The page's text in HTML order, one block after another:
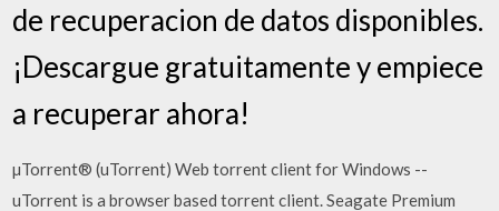
de recuperacion de datos disponibles.
¡Descargue gratuitamente y empiece
a recuperar ahora!
µTorrent® (uTorrent) Web torrent client for Windows --
uTorrent is a browser based torrent client. Seagate Premium